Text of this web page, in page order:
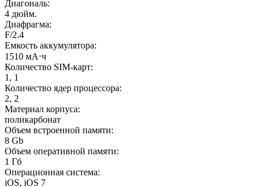
Диагональ:
4 дюйм.
Диафрагма:
F/2.4
Емкость аккумулятора:
1510 мА⋅ч
Количество SIM-карт:
1, 1
Количество ядер процессора:
2, 2
Материал корпуса:
поликарбонат
Объем встроенной памяти:
8 Gb
Объем оперативной памяти:
1 Гб
Операционная система:
iOS, iOS 7